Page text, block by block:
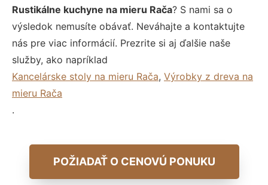
Rustikálne kuchyne na mieru Rača? S nami sa o
výsledok nemusíte obávať. Neváhajte a kontaktujte
nás pre viac informácií. Prezrite si aj ďalšie naše
služby, ako napríklad
Kancelárske stoly na mieru Rača, Výrobky z dreva na
mieru Rača
.
POŽIADAŤ O CENOVÚ PONUKU